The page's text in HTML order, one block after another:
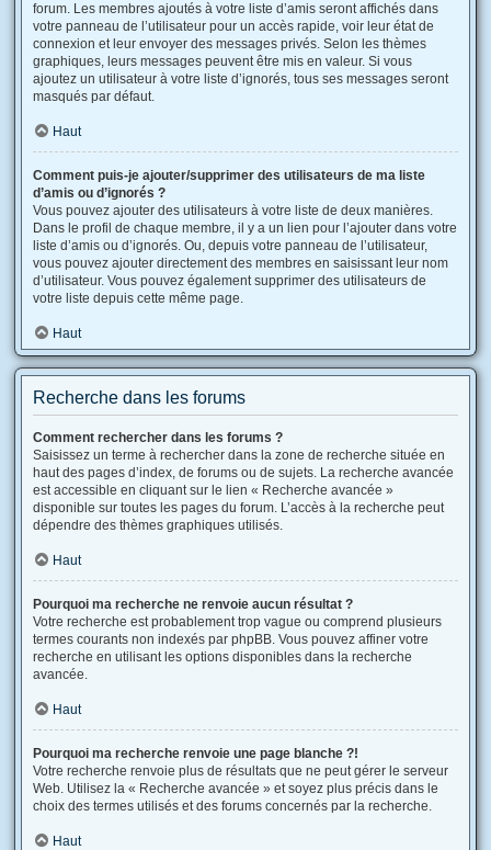
forum. Les membres ajoutés à votre liste d’amis seront affichés dans
votre panneau de l’utilisateur pour un accès rapide, voir leur état de
connexion et leur envoyer des messages privés. Selon les thèmes
graphiques, leurs messages peuvent être mis en valeur. Si vous
ajoutez un utilisateur à votre liste d’ignorés, tous ses messages seront
masqués par défaut.
Haut
Comment puis-je ajouter/supprimer des utilisateurs de ma liste
d’amis ou d’ignorés ?
Vous pouvez ajouter des utilisateurs à votre liste de deux manières.
Dans le profil de chaque membre, il y a un lien pour l’ajouter dans votre
liste d’amis ou d’ignorés. Ou, depuis votre panneau de l’utilisateur,
vous pouvez ajouter directement des membres en saisissant leur nom
d’utilisateur. Vous pouvez également supprimer des utilisateurs de
votre liste depuis cette même page.
Haut
Recherche dans les forums
Comment rechercher dans les forums ?
Saisissez un terme à rechercher dans la zone de recherche située en
haut des pages d’index, de forums ou de sujets. La recherche avancée
est accessible en cliquant sur le lien « Recherche avancée »
disponible sur toutes les pages du forum. L’accès à la recherche peut
dépendre des thèmes graphiques utilisés.
Haut
Pourquoi ma recherche ne renvoie aucun résultat ?
Votre recherche est probablement trop vague ou comprend plusieurs
termes courants non indexés par phpBB. Vous pouvez affiner votre
recherche en utilisant les options disponibles dans la recherche
avancée.
Haut
Pourquoi ma recherche renvoie une page blanche ?!
Votre recherche renvoie plus de résultats que ne peut gérer le serveur
Web. Utilisez la « Recherche avancée » et soyez plus précis dans le
choix des termes utilisés et des forums concernés par la recherche.
Haut